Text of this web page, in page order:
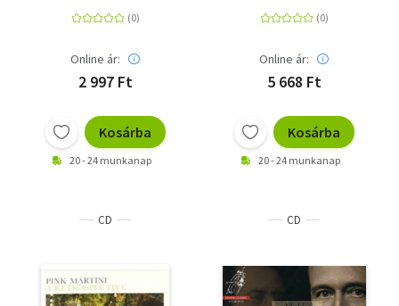
Online ár:
2 997 Ft
Kosárba
20 - 24 munkanap
Online ár:
5 668 Ft
Kosárba
20 - 24 munkanap
CD CD